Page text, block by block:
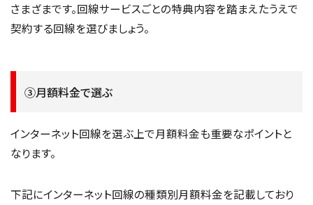
さまざまです。回線サービスごとの特典内容を踏まえたうえで
契約する回線を選びましょう。
③月額料金で選ぶ
インターネット回線を選ぶ上で月額料金も重要なポイントと
なります。
下記にインターネット回線の種類別月額料金を記載しており